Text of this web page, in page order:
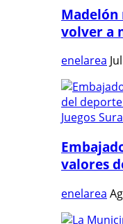
Madelón
volver a
enelarea
valores
enelarea